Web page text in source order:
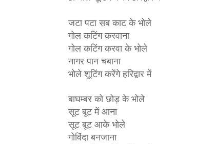
जटा पटा सब काट के भोले
गोल कटिंग करवाना
गोल कटिंग करवा के भोले
नागर पान चबाना
भोले शूटिंग करेंगे हरिद्वार में
बाघम्बर को छोड़ के भोले
सूट बूट में आना
सूट बूट आके भोले
गोविंदा बनजाना